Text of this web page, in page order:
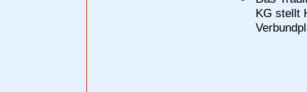
KG stellt